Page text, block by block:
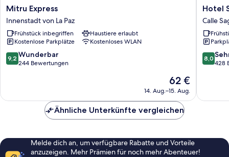
Mitru
Express
Innenstadt
von
La
Paz
Mitru Express
Innenstadt von La Paz
Frühstück inbegriffen
Haustiere erlaubt
Kostenlose Parkplätze
Kostenloses WLAN
9.2
von
Bewertungen
9,2 Wunderbar
244 Bewertungen
Der
Preis
beträgt
62 €
62 €
14. Aug.–15. Aug.
Hotel
Calle
Hotel
Calle
8.0
von
428
8,0
428
Ähnliche Unterkünfte vergleichen
Melde dich an, um verfügbare Rabatte und Vorteile
anzuzeigen. Mehr Prämien für noch mehr Abenteuer!